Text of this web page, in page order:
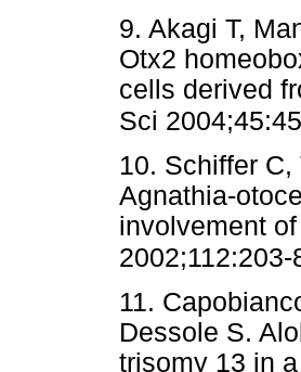
9. Akagi T,
Otx2
cells derived
Sci
10. Schiffer
Agnathia-
involvement
2002;112:203-
11.
Dessole S.
trisomy 13 in